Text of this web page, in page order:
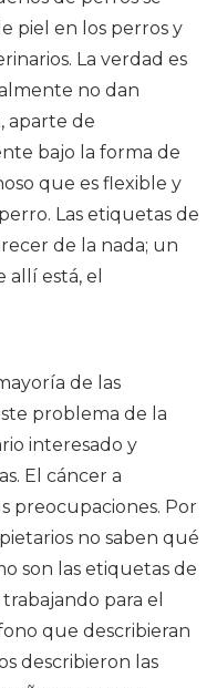
piel en los perros y
La verdad es
no dan
aparte de
bajo la forma de
que es flexible y
Las etiquetas de
de la nada; un
está, el
de las
problema de la
interesado y
El cáncer a
preocupaciones. Por
no saben qué
son las etiquetas de
para el
que describieran
describieron las